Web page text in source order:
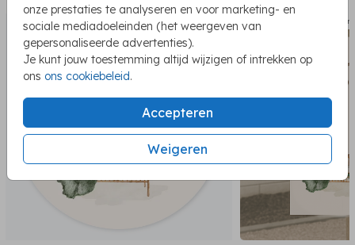
onze prestaties te analyseren en voor marketing- en
sociale mediadoeleinden (het weergeven van
gepersonaliseerde advertenties).
Je kunt jouw toestemming altijd wijzigen of intrekken op
ons ons cookiebeleid.
Accepteren
Weigeren
sluitzegel